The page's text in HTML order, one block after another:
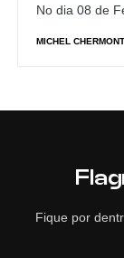
No dia 08 de
MICHEL CHERMONT
Fique por